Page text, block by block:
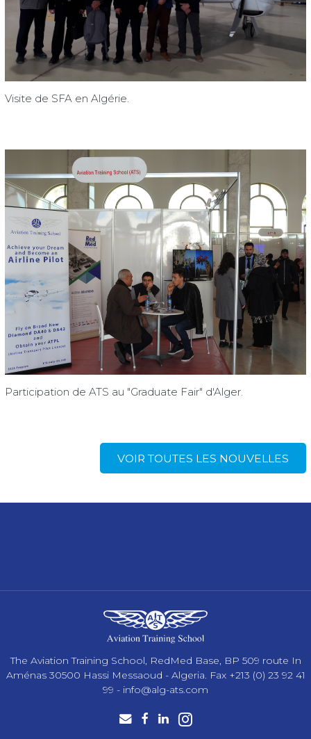
Visite de SFA en Algérie.
Participation de ATS au "Graduate Fair" d'Alger.
VOIR TOUTES LES NOUVELLES
The Aviation Training School, RedMed Base, BP 509 route In
Aménas 30500 Hassi Messaoud - Algeria. Fax +213 (0) 23 92 41
99 - info@alg-ats.com